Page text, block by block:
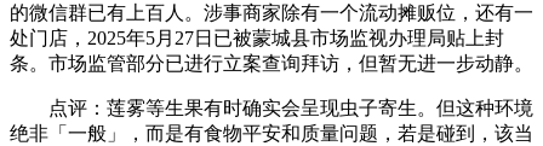
的微信群已有上百人。涉事商家除有一个流动摊贩位，还有一
处门店，2025年5月27日已被蒙城县市场监视办理局贴上封
条。市场监管部分已进行立案查询拜访，但暂无进一步动静。
点评：莲雾等生果有时确实会呈现虫子寄生。但这种环境
绝非「一般」，而是有食物平安和质量问题，若是碰到，该当